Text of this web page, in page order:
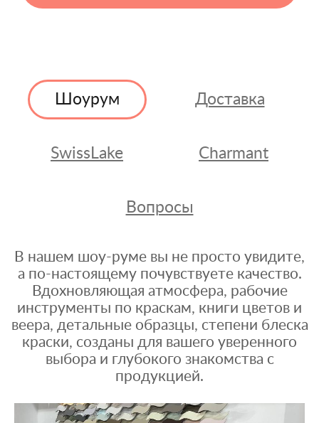
Шоурум Доставка
SwissLake Charmant
Вопросы
В нашем шоу-руме вы не просто увидите,
а по-настоящему почувствуете качество.
Вдохновляющая атмосфера, рабочие
инструменты по краскам, книги цветов и
веера, детальные образцы, степени блеска
краски, созданы для вашего уверенного
выбора и глубокого знакомства с
продукцией.